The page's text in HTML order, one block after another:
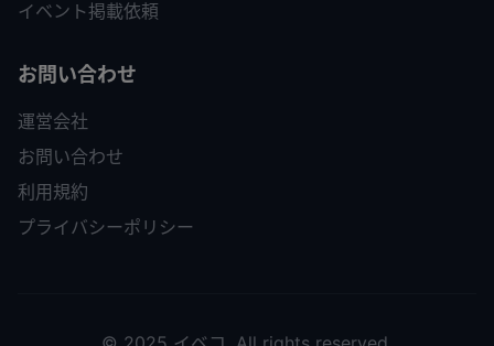
イベント掲載依頼
お問い合わせ
運営会社
お問い合わせ
利用規約
プライバシーポリシー